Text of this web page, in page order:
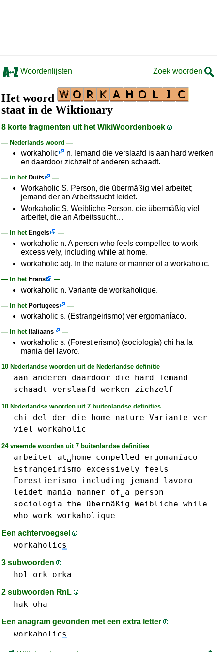
Woordenlijsten Zoek woorden
Het woord
staat in de Wiktionary
8 korte fragmenten uit het WikiWoordenboek
— Nederlands woord —
workaholic
n. Iemand die verslaafd is aan hard werken
en daardoor zichzelf of anderen schaadt.
— in het Duits —
Workaholic S. Person, die übermäßig viel arbeitet;
jemand der an Arbeitssucht leidet.
Workaholic S. Weibliche Person, die übermäßig viel
arbeitet, die an Arbeitssucht…
— In het Engels —
workaholic n. A person who feels compelled to work
excessively, including while at home.
workaholic adj. In the nature or manner of a workaholic.
— In het Frans —
workaholic n. Variante de workaholique.
— In het Portugees —
workaholic s. (Estrangeirismo) ver ergomaníaco.
— In het Italiaans —
workaholic s. (Forestierismo) (sociologia) chi ha la
mania del lavoro.
10 Nederlandse woorden uit de Nederlandse definitie
aan anderen daardoor die hard
Iemand
schaadt
verslaafd werken zichzelf
10 Nederlandse woorden uit 7 buitenlandse definities
chi del der die home nature Variante
ver
viel
workaholic
24 vreemde woorden uit 7 buitenlandse definities
arbeitet at␣home compelled
ergomaníaco
Estrangeirismo
excessively
feels
Forestierismo
including jemand
lavoro
leidet
mania manner of␣a
person
sociologia
the übermäßig Weibliche while
who work workaholique
Een achtervoegsel
workaholics
3 subwoorden
hol ork orka
2 subwoorden RnL
hak oha
Een anagram gevonden met een extra letter
workaholics